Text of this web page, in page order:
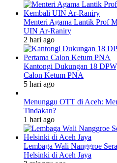
Menteri Agama Lantik Prof
UIN Ar-Raniry
2 hari ago
Kantongi Dukungan 18
Calon Ketum PNA
5 hari ago
Menunggu OTT di Aceh:
Tindakan?
1 hari ago
Lembaga Wali Nanggroe
Helsinki di Aceh Jaya